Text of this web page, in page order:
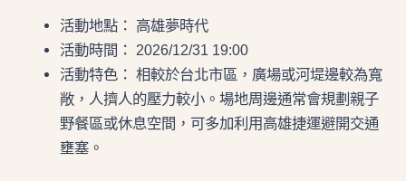
活動地點： 高雄夢時代
活動時間： 2026/12/31 19:00
活動特色： 相較於台北市區，廣場或河堤邊較為寬
敞，人擠人的壓力較小。場地周邊通常會規劃親子
野餐區或休息空間，可多加利用高雄捷運避開交通
壅塞。